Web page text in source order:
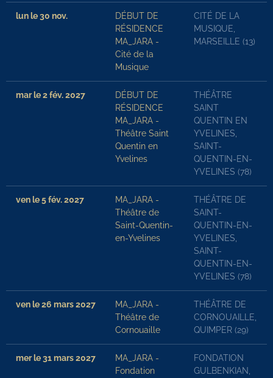
lun le 30 nov.
DÉBUT DE
RÉSIDENCE
MA_JARA -
Cité de la
Musique
CITÉ DE LA
MUSIQUE,
MARSEILLE (13)
mar le 2 fév. 2027
DÉBUT DE
RÉSIDENCE
MA_JARA -
Théâtre Saint
Quentin en
Yvelines
THÉÂTRE
SAINT
QUENTIN EN
YVELINES,
SAINT-
QUENTIN-EN-
YVELINES (78)
ven le 5 fév. 2027
MA_JARA -
Théâtre de
Saint-Quentin-
en-Yvelines
THÉÂTRE DE
SAINT-
QUENTIN-EN-
YVELINES,
SAINT-
QUENTIN-EN-
YVELINES (78)
ven le 26 mars 2027
MA_JARA -
Théâtre de
Cornouaille
THÉÂTRE DE
CORNOUAILLE,
QUIMPER (29)
mer le 31 mars 2027
MA_JARA -
Fondation
FONDATION
GULBENKIAN,